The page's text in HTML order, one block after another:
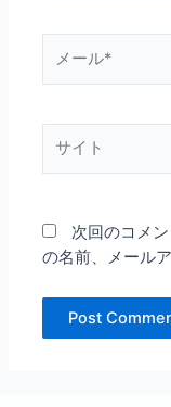
ー
*
次回のコメ
の名前、メール